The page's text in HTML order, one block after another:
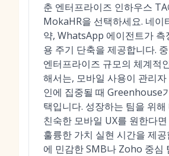
춘 엔터프라이즈 인하우스
MokaHR을 선택하세요. 네이
약, WhatsApp 에이전트가 측
용 주기 단축을 제공합니다.
엔터프라이즈 규모의 체계적
해서는, 모바일 사용이 관리
인에 집중될 때 Greenhouse
택입니다. 성장하는 팀을 위
친숙한 모바일 UX를 원한다
훌륭한 가치 실현 시간을 제
에 민감한 SMB나 Zoho 중심